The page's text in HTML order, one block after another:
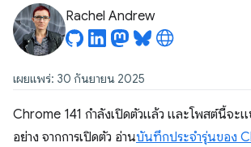
Rachel Andrew
เผยแพร่: 30 กันยายน 2025
Chrome 141 กำลังเปิดตัวแล้ว และโพสต์นี้จะ
อย่าง จากการเปิดตัว อ่านบันทึกประจำรุ่นของ